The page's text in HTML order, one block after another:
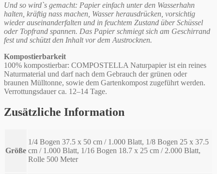
Und so wird`s gemacht: Papier einfach unter den Wasserhahn
halten, kräftig nass machen, Wasser herausdrücken, vorsichtig
wieder auseinanderfalten und in feuchtem Zustand über Schüssel
oder Topfrand spannen. Das Papier schmiegt sich am Geschirrand
fest und schützt den Inhalt vor dem Austrocknen.
Kompostierbarkeit
100% kompostierbar: COMPOSTELLA Naturpapier ist ein reines
Naturmaterial und darf nach dem Gebrauch der grünen oder
braunen Mülltonne, sowie dem Gartenkompost zugeführt werden.
Verrottungsdauer ca. 12–14 Tage.
Zusätzliche Information
Größe
1/4 Bogen 37.5 x 50 cm / 1.000 Blatt, 1/8 Bogen 25 x 37.5
cm / 1.000 Blatt, 1/16 Bogen 18.7 x 25 cm / 2.000 Blatt,
Rolle 500 Meter